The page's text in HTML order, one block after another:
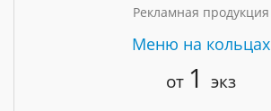
Рекламная продукция
Меню на кольцах
от 1 экз